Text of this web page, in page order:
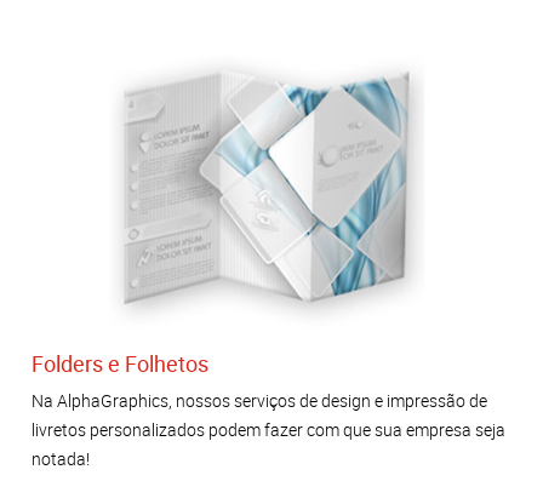
Folders e Folhetos
Na AlphaGraphics, nossos serviços de design e impressão de
livretos personalizados podem fazer com que sua empresa seja
notada!